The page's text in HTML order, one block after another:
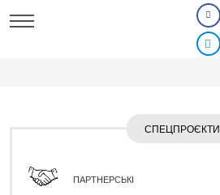
СПЕЦПРОЄКТИ
ПАРТНЕРСЬКІ